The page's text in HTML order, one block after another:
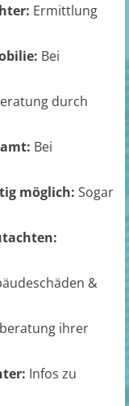
Ermittlung
Bei
durch
Bei
möglich: Sogar
&
ihrer
Infos zu